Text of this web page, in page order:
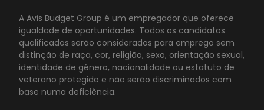
A Avis Budget Group é um empregador que oferece
igualdade de oportunidades. Todos os candidatos
qualificados serão considerados para emprego sem
distinção de raça, cor, religião, sexo, orientação sexual,
identidade de género, nacionalidade ou estatuto de
veterano protegido e não serão discriminados com
base numa deficiência.